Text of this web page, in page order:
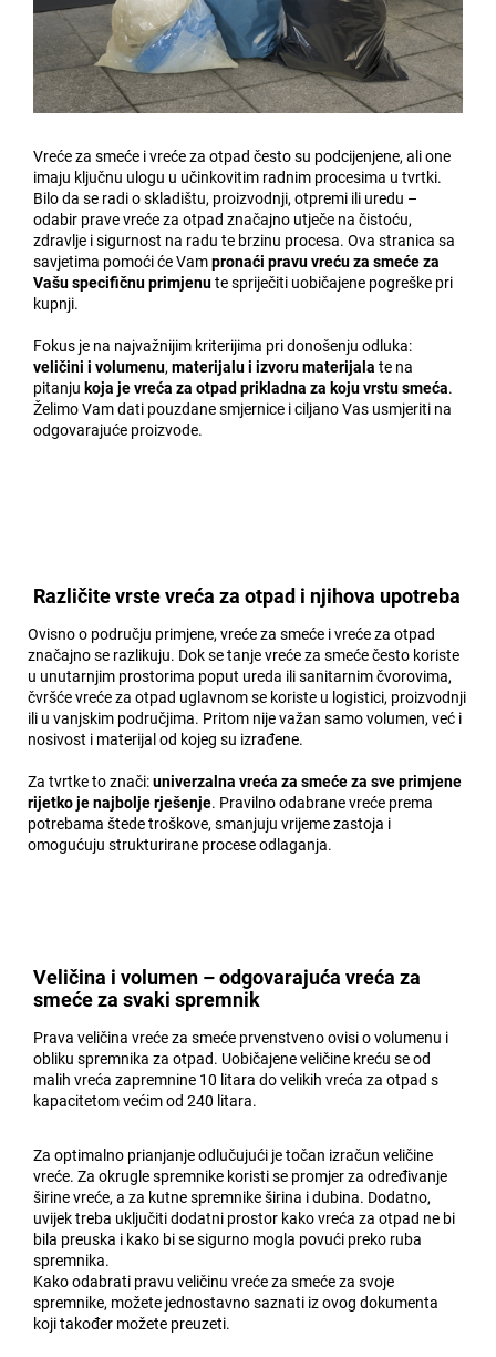
Vreće za smeće i vreće za otpad često su podcijenjene, ali one
imaju ključnu ulogu u učinkovitim radnim procesima u tvrtki.
Bilo da se radi o skladištu, proizvodnji, otpremi ili uredu –
odabir prave vreće za otpad značajno utječe na čistoću,
zdravlje i sigurnost na radu te brzinu procesa. Ova stranica sa
savjetima pomoći će Vampronaći pravu vreću za smeće za
Vašu specifičnu primjenute spriječiti uobičajene pogreške pri
kupnji.
Fokus je na najvažnijim kriterijima pri donošenju odluka:
veličini i volumenu, materijalu i izvoru materijala te na
pitanju koja je vreća za otpad prikladna za koju vrstu smeća.
Želimo Vam dati pouzdane smjernice i ciljano Vas usmjeriti na
odgovarajuće proizvode.
Različite vrste vreća za otpad i njihova upotreba
Ovisno o području primjene, vreće za smeće i vreće za otpad
značajno se razlikuju. Dok se tanje vreće za smeće često koriste
u unutarnjim prostorima poput ureda ili sanitarnim čvorovima,
čvršće vreće za otpad uglavnom se koriste u logistici, proizvodnji
ili u vanjskim područjima. Pritom nije važan samo volumen, već i
nosivost i materijal od kojeg su izrađene.
Za tvrtke to znači:univerzalna vreća za smeće za sve primjene
rijetko je najbolje rješenje. Pravilno odabrane vreće prema
potrebama štede troškove, smanjuju vrijeme zastoja i
omogućuju strukturirane procese odlaganja.
Veličina i volumen – odgovarajuća vreća za
smeće za svaki spremnik
Prava veličina vreće za smeće prvenstveno ovisi o volumenu i
obliku spremnika za otpad. Uobičajene veličine kreću se od
malih vreća zapremnine 10 litara do velikih vreća za otpad s
kapacitetom većim od 240 litara.
Za optimalno prianjanje odlučujući je točan izračun veličine
vreće. Za okrugle spremnike koristi se promjer za određivanje
širine vreće, a za kutne spremnike širina i dubina. Dodatno,
uvijek treba uključiti dodatni prostor kako vreća za otpad ne bi
bila preuska i kako bi se sigurno mogla povući preko ruba
spremnika.
Kako odabrati pravu veličinu vreće za smeće za svoje
spremnike, možete jednostavno saznati iz ovog dokumenta
koji također možete preuzeti.